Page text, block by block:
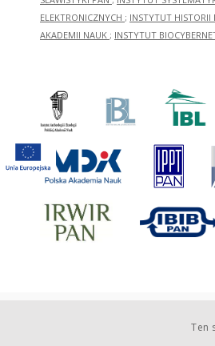
ELEKTRONICZNYCH ; INSTYTUT HISTORII
AKADEMII NAUK ; INSTYTUT
Ten